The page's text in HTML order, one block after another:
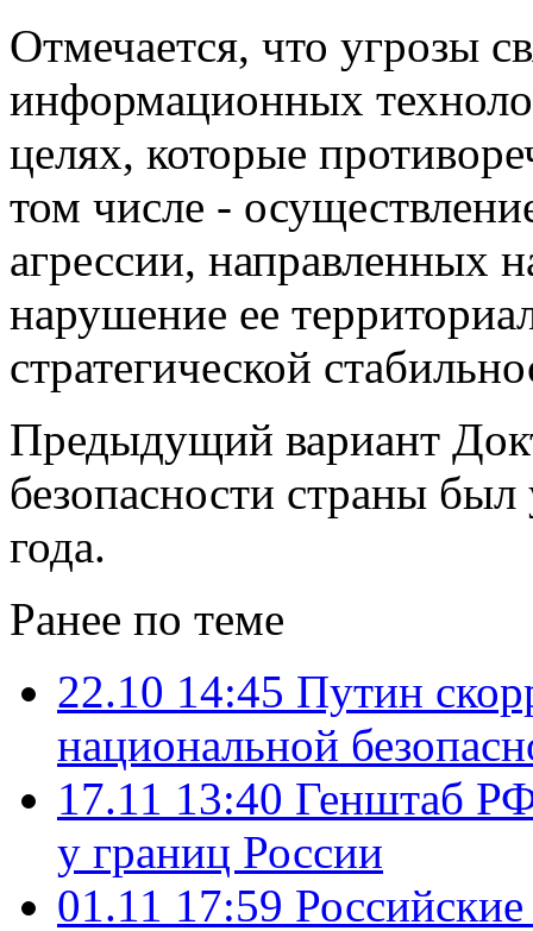
Отмечается, что угрозы
информационных
целях, которые
том числе -
агрессии, направленных
нарушение ее
стратегической
Предыдущий вариант
безопасности страны
года.
Ранее по теме
22.10 14:45 Путин
национальной
17.11 13:40 Генштаб
у границ России
01.11 17:59